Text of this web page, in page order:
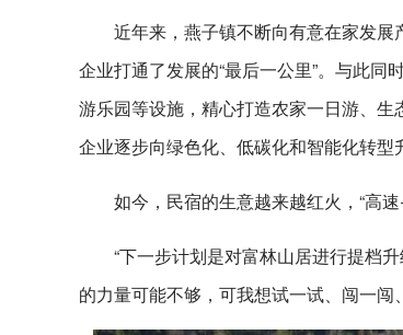
近年来，燕子镇不断向有意在家发展
企业打通了发展的“最后一公里”。与此同
游乐园等设施，精心打造农家一日游、
企业逐步向绿色化、低碳化和智能化转型
如今，民宿的生意越来越红火，“高
“下一步计划是对富林山居进行提档
的力量可能不够，可我想试一试、闯一闯